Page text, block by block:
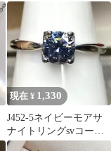
ーサイズ ピンクゴー
ルド
現在 ¥ 1,330
J452-5ネイビーモアサ
ナイトリングsvコーテ
ィングフリーサイズ